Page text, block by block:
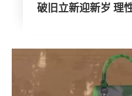
破旧立新迎新岁 理